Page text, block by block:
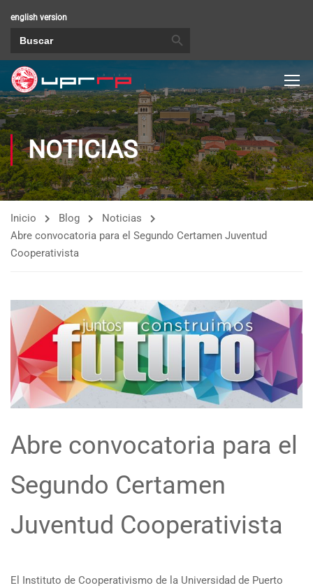
english version
NOTICIAS
Inicio Blog
Noticias
Abre convocatoria para el Segundo Certamen Juventud
Cooperativista
Abre convocatoria para el
Segundo Certamen
Juventud Cooperativista
El Instituto de Cooperativismo de la Universidad de Puerto